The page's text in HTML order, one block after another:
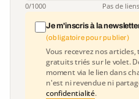
0/1000 Pas de
Je m'inscris à la
(obligatoire pour publier)
Vous recevrez nos
gratuits triés sur le volet.
moment via le lien dans
n'est ni revendue ni
confidentialité.